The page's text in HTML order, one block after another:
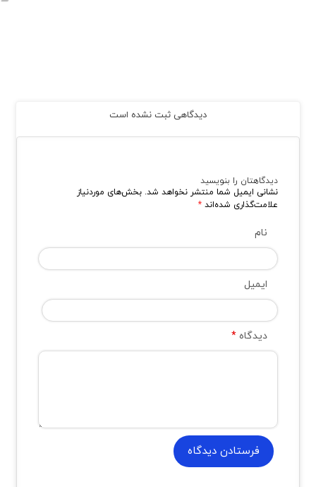
دیدگاهی ثبت نشده است
دیدگاهتان را بنویسید
نشانی ایمیل شما منتشر نخواهد شد. بخش‌های موردنیاز
علامت‌گذاری شده‌اند*
نام
ایمیل
دیدگاه*
فرستادن دیدگاه